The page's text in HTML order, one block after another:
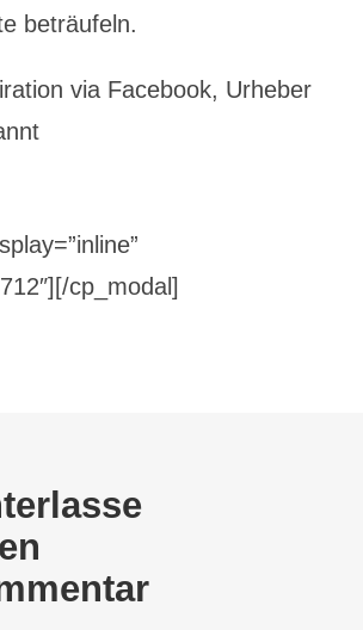
beträufeln.
via Facebook, Urheber
cp_modal]